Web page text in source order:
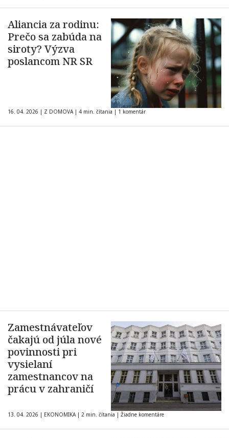
Aliancia za rodinu:
Prečo sa zabúda na
siroty? Výzva
poslancom NR SR
16. 04. 2026 | Z DOMOVA | 4 min. čítania | 1 komentár
Zamestnávateľov
čakajú od júla nové
povinnosti pri
vysielaní
zamestnancov na
prácu v zahraničí
13. 04. 2026 | EKONOMIKA | 2 min. čítania | Žiadne komentáre